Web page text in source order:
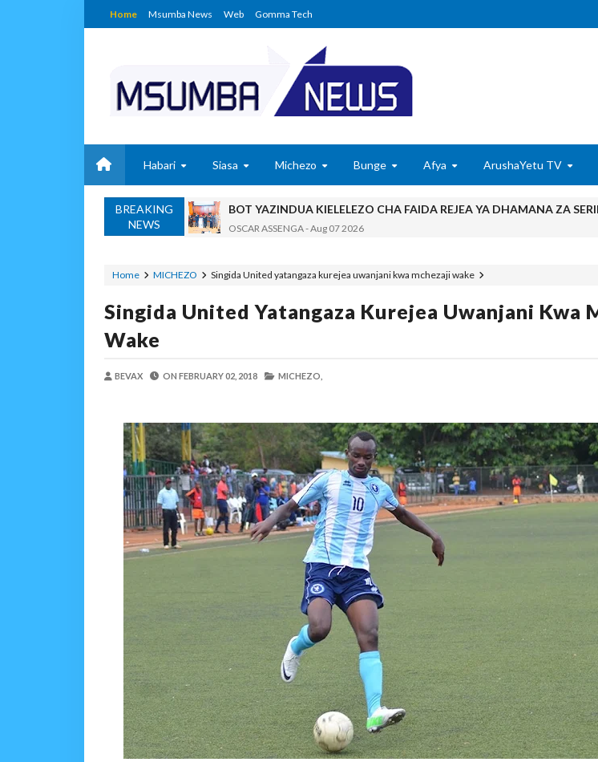
Home Msumba News Web Gomma Tech
Habari Siasa Michezo Bunge Afya ArushaYetu TV
BREAKING
NEWS
BOT YAZINDUA KIELELEZO CHA FAIDA REJEA YA DHAMANA ZA
OSCAR ASSENGA-Aug 07 2026
Alex Sonna - Aug 07 2026
Unknown-Aug 07 2026
WACHIMBAJI WADOGO NAMUNGO WAOMBA MAFUNZO
EWURA KANDA YA KATI YATOA WITO KUHUSU LESENI ZA MAFUNDI
WASIRA AWAPONGEZA NA KUWAAGA WAJUMBE WA BODI
MSUMBA Aug 07 2026
AKWILAPO ATOA WITO ELIMU, AMANI KUPEWA KIPAUMBELE
MSUMBA-Aug 07 2026
UTALII KIDIJITALI NDIO HABARI YA DODOMA.
MSUMBA-Aug 07 2026
WANAFUNZI WA MTEMI MAZENGO WATOA ELIMU YA VIPIMO
MSUMBA Aug 07 2026
LONDO AITAKA FCC KUWAFIKIA WANANCHI WENGI ZAIDI KUCHOCHEA
Home MICHEZO Singida United yatangaza kurejea uwanjani kwa mchezaji wake
Singida United Yatangaza Kurejea Uwanjani Kwa
Wake
BEVAX ON FEBRUARY 02, 2018 MICHEZO,